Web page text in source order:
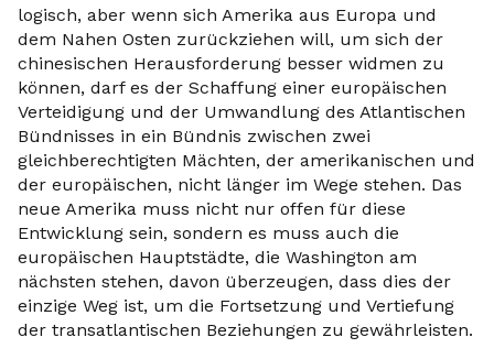
logisch, aber wenn sich Amerika aus Europa und
dem Nahen Osten zurückziehen will, um sich der
chinesischen Herausforderung besser widmen zu
können, darf es der Schaffung einer europäischen
Verteidigung und der Umwandlung des Atlantischen
Bündnisses in ein Bündnis zwischen zwei
gleichberechtigten Mächten, der amerikanischen und
der europäischen, nicht länger im Wege stehen. Das
neue Amerika muss nicht nur offen für diese
Entwicklung sein, sondern es muss auch die
europäischen Hauptstädte, die Washington am
nächsten stehen, davon überzeugen, dass dies der
einzige Weg ist, um die Fortsetzung und Vertiefung
der transatlantischen Beziehungen zu gewährleisten.